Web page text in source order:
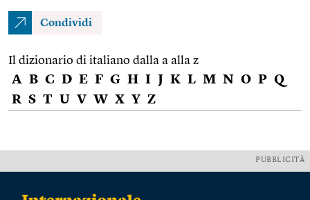
Condividi
Il dizionario di italiano dalla a alla z
A B C D E F G H I J K L M N O P Q
R S T U V W X Y Z
PUBBLICITÀ